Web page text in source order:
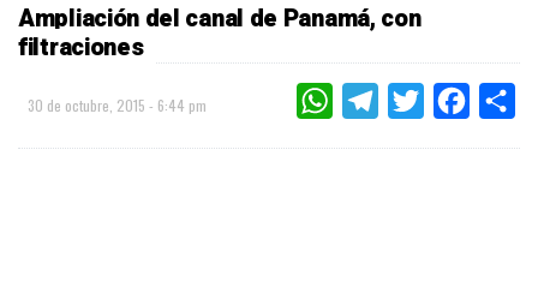
Ampliación del canal de Panamá, con
filtraciones
30 de octubre, 2015 - 6:44 pm WHATSAPPTELEGRAMTWITTER